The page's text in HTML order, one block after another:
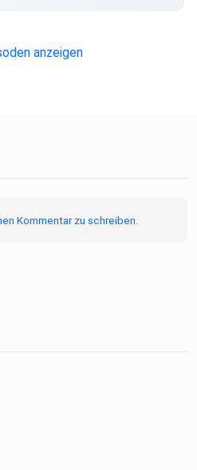
anzeigen
Kommentar zu schreiben.